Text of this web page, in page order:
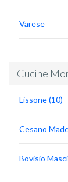
Varese
Cucine
Lissone (10)
Cesano
Bovisio